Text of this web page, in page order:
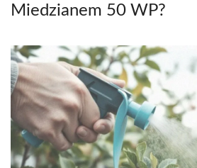
Miedzianem 50 WP?